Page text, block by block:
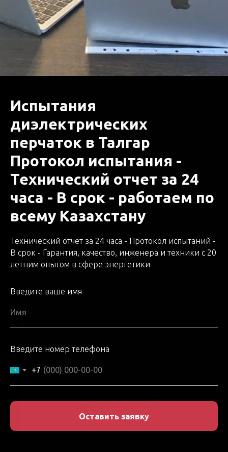
Испытания
диэлектрических
перчаток в Талгар
Протокол испытания -
Технический отчет за 24
часа - В срок - работаем по
всему Казахстану
Технический отчет за 24 часа - Протокол испытаний -
В срок - Гарантия, качество, инженера и техники с 20
летним опытом в сфере энергетики
Введите ваше имя
Введите номер телефона
+7
Оставить заявку